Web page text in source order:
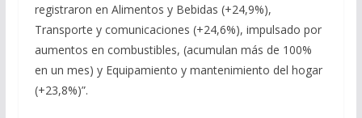
registraron en Alimentos y Bebidas (+24,9%),
Transporte y comunicaciones (+24,6%), impulsado por
aumentos en combustibles, (acumulan más de 100%
en un mes) y Equipamiento y mantenimiento del hogar
(+23,8%)”.